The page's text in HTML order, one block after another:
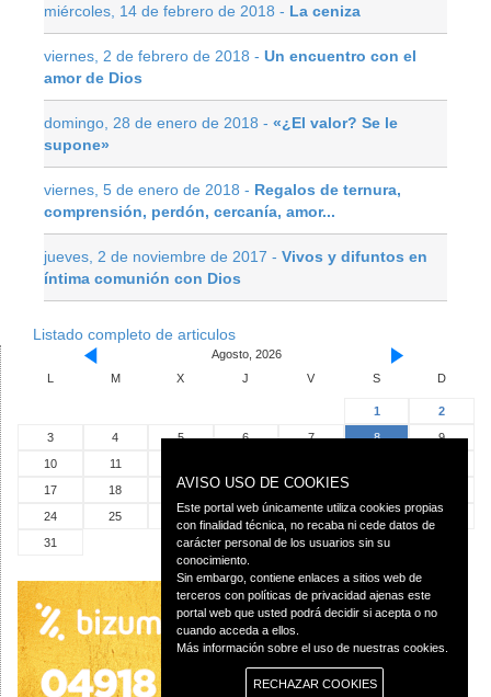
miércoles, 14 de febrero de 2018 - La ceniza
viernes, 2 de febrero de 2018 - Un encuentro con el
amor de Dios
domingo, 28 de enero de 2018 - «¿El valor? Se le
supone»
viernes, 5 de enero de 2018 - Regalos de ternura,
comprensión, perdón, cercanía, amor...
jueves, 2 de noviembre de 2017 - Vivos y difuntos en
íntima comunión con Dios
Listado completo de articulos
Agosto, 2026
L
M X J V S D
1
2
3
4 5 6 7 8
9
10
11
17
18 19 20 21
24
25 26 27 28 29
30
31
AVISO USO DE COOKIES
Este portal web únicamente utiliza cookies propias
con finalidad técnica, no recaba ni cede datos de
carácter personal de los usuarios sin su
conocimiento.
Sin embargo, contiene enlaces a sitios web de
terceros con políticas de privacidad ajenas este
portal web que usted podrá decidir si acepta o no
cuando acceda a ellos.
Más información sobre el uso de nuestras cookies.
RECHAZAR COOKIES